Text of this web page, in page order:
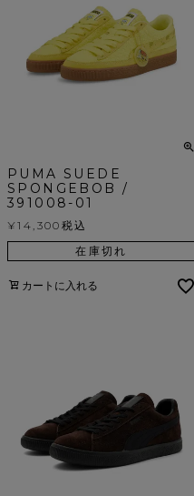
PUMA SUEDE
SPONGEBOB /
391008-01
¥14,300 税込
在庫切れ
カートに入れる